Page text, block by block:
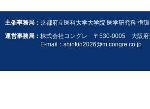
主催事務局： 京都府立医科大学大学院 医学研究科
運営事務局： 株式会社コングレ 〒530-0005 大阪府
E-mail： shinkin2026@m.congre.co.jp